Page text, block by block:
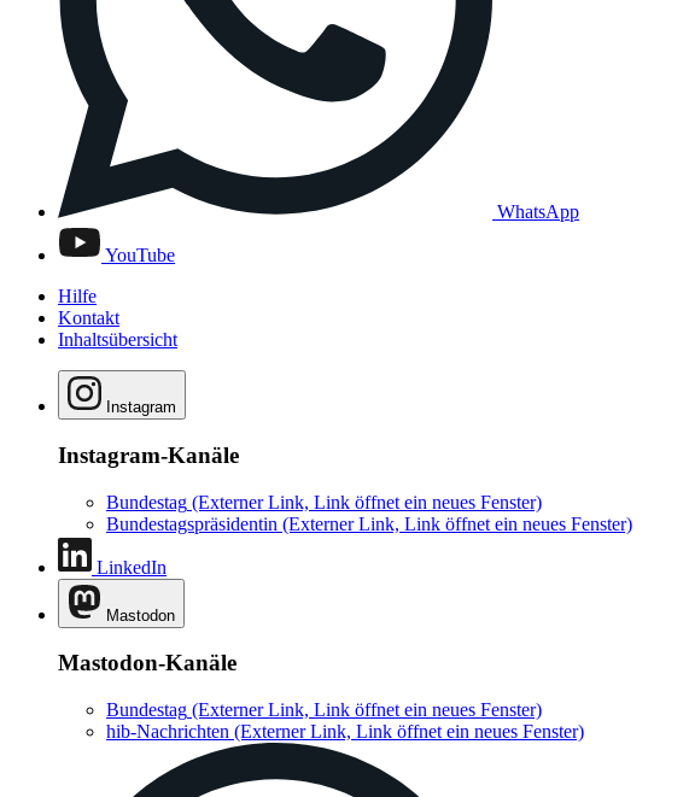
WhatsApp
YouTube
Hilfe
Kontakt
Inhaltsübersicht
Instagram
Instagram-Kanäle
Bundestag (Externer Link, Link öffnet ein neues Fenster)
Bundestagspräsidentin (Externer Link, Link öffnet ein neues Fenster)
LinkedIn
Mastodon
Mastodon-Kanäle
Bundestag (Externer Link, Link öffnet ein neues Fenster)
hib-Nachrichten (Externer Link, Link öffnet ein neues Fenster)